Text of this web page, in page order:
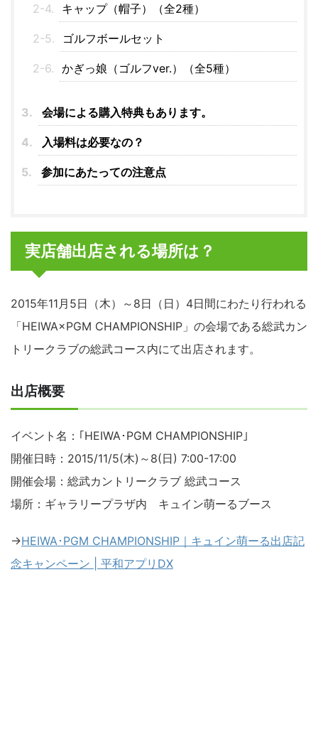
キャップ（帽子）（全2種）
ゴルフボールセット
かぎっ娘（ゴルフver.）（全5種）
会場による購入特典もあります。
入場料は必要なの？
参加にあたっての注意点
実店舗出店される場所は？
2015年11月5日（木）～8日（日）4日間にわたり行われる
「HEIWA×PGM CHAMPIONSHIP」の会場である総武カン
トリークラブの総武コース内にて出店されます。
出店概要
イベント名：｢HEIWA･PGM CHAMPIONSHIP｣
開催日時：2015/11/5(木)～8(日) 7:00-17:00
開催会場：総武カントリークラブ 総武コース
場所：ギャラリープラザ内 キュイン萌ーるブース
→HEIWA･PGM CHAMPIONSHIP｜キュイン萌ーる出店記
念キャンペーン | 平和アプリDX